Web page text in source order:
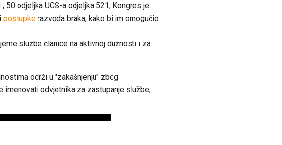
, 50 odjeljka UCS-a odjeljka 521, Kongres je
postupke razvoda braka, kako bi im omogućio
službe članice na aktivnoj dužnosti i za
održi u "zakašnjenju" zbog
imenovati odvjetnika za zastupanje službe,